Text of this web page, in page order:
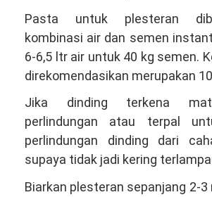
Pasta untuk plesteran
kombinasi air dan semen
6-6,5 ltr air untuk 40 kg semen.
direkomendasikan merupakan
Jika dinding terkena
perlindungan atau terpal
perlindungan dinding dari
supaya tidak jadi kering
Biarkan plesteran sepanjang 2-